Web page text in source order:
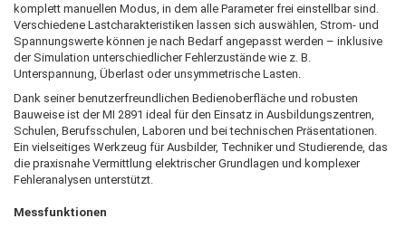
komplett manuellen Modus, in dem alle Parameter frei einstellbar sind.
Verschiedene Lastcharakteristiken lassen sich auswählen, Strom- und
Spannungswerte können je nach Bedarf angepasst werden – inklusive
der Simulation unterschiedlicher Fehlerzustände wie z. B.
Unterspannung, Überlast oder unsymmetrische Lasten.
Dank seiner benutzerfreundlichen Bedienoberfläche und robusten
Bauweise ist der MI 2891 ideal für den Einsatz in Ausbildungszentren,
Schulen, Berufsschulen, Laboren und bei technischen Präsentationen.
Ein vielseitiges Werkzeug für Ausbilder, Techniker und Studierende, das
die praxisnahe Vermittlung elektrischer Grundlagen und komplexer
Fehleranalysen unterstützt.
Messfunktionen